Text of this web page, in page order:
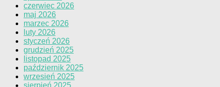
czerwiec 2026
maj 2026
marzec 2026
luty 2026
styczeń 2026
grudzień 2025
listopad 2025
październik 2025
wrzesień 2025